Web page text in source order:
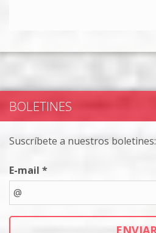
BOLETINES
Suscríbete a nuestros boletines:
E-mail *